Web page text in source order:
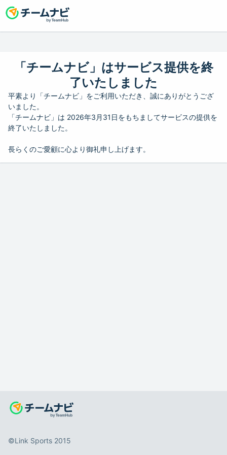
「チームナビ」はサービス提供を終
了いたしました
平素より「チームナビ」をご利用いただき、誠にありがとうござ
いました。
「チームナビ」は 2026年3月31日をもちましてサービスの提供を
終了いたしました。
長らくのご愛顧に心より御礼申し上げます。
©️Link Sports 2015